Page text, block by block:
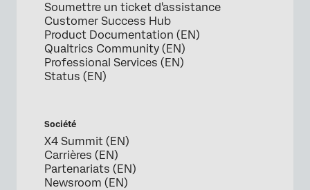
Soumettre un ticket d'assistance
Customer Success Hub
Product Documentation (EN)
Qualtrics Community (EN)
Professional Services (EN)
Status (EN)
Société
X4 Summit (EN)
Carrières (EN)
Partenariats (EN)
Newsroom (EN)